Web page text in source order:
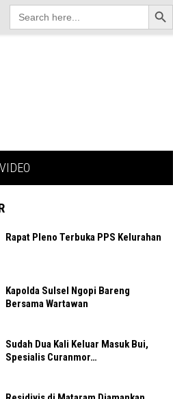
Search
for:
Search Button
VIDEO
Rapat Pleno Terbuka PPS Kelurahan
Kapolda Sulsel Ngopi Bareng
Bersama Wartawan
Sudah Dua Kali Keluar Masuk Bui,
Spesialis Curanmor…